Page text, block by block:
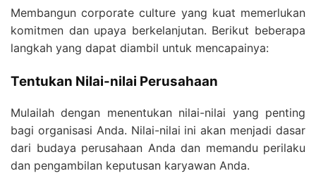
Membangun corporate culture yang kuat memerlukan
komitmen dan upaya berkelanjutan. Berikut beberapa
langkah yang dapat diambil untuk mencapainya:
Tentukan Nilai-nilai Perusahaan
Mulailah dengan menentukan nilai-nilai yang penting
bagi organisasi Anda. Nilai-nilai ini akan menjadi dasar
dari budaya perusahaan Anda dan memandu perilaku
dan pengambilan keputusan karyawan Anda.